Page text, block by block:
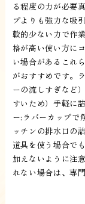
る程度の力が必要
プよりも強力な吸
較的少ない力で作
格が高い使い方に
い場合があるこれ
がおすすめです。
ーの流しすぎなど
すいため）手軽に
ー:ラバーカップで
ッチンの排水口の
道具を使う場合で
加えないように注
れない場合は、専